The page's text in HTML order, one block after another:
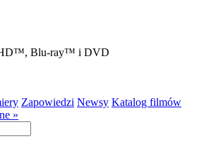
Blu-ray™ i DVD
Zapowiedzi Newsy Katalog filmów
»